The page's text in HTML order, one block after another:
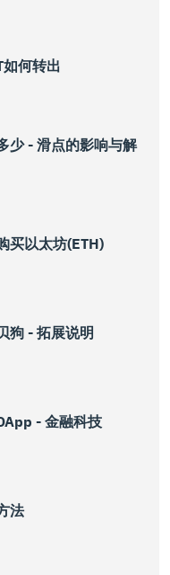
何转出
少 - 滑点的影响与解
买以太坊(ETH)
狗 - 拓展说明
- 金融科技
法